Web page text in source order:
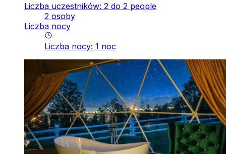
Liczba uczestników: 2 do 2 people
2 osoby
Liczba nocy
Liczba nocy: 1 noc